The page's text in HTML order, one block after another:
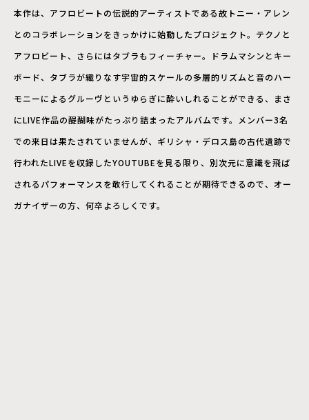
本作は、アフロビートの伝説的アーティストである故トニー・アレン
とのコラボレーションをきっかけに始動したプロジェクト。テクノと
アフロビート、さらにはタブラもフィーチャー。ドラムマシンとキー
ボード、タブラが織りなす宇宙的スケールの多層的リズムと音のハー
モニーによるグルーヴというゆらぎに酔いしれることができる、まさ
にLIVE作品の醍醐味がたっぷり詰まったアルバムです。メンバー3名
での来日は果たされていませんが、ギリシャ・デロス島の古代遺跡で
行われたLIVEを収録したYOUTUBEを見る限り、別次元に意識を飛ば
されるパフォーマンスを敢行してくれることが期待できるので、オー
ガナイザーの方、何卒よろしくです。